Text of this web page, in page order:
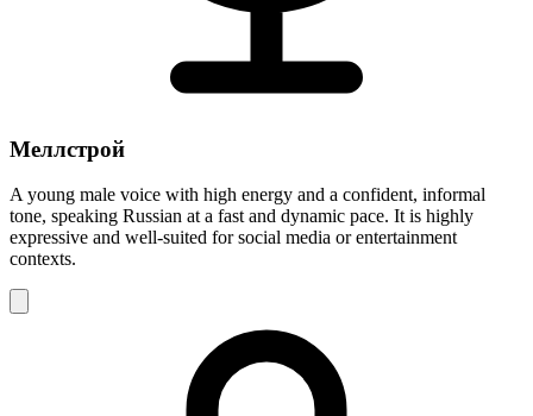
Меллстрой
A young male voice with high energy and a confident, informal
tone, speaking Russian at a fast and dynamic pace. It is highly
expressive and well-suited for social media or entertainment
contexts.